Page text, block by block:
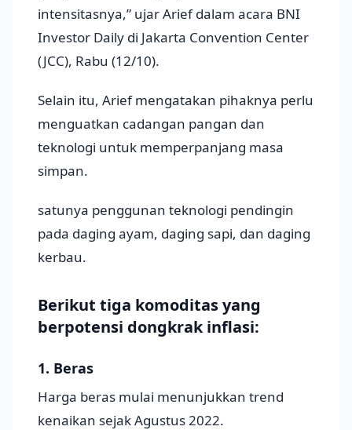
intensitasnya,” ujar Arief dalam acara BNI
Investor Daily di Jakarta Convention Center
(JCC), Rabu (12/10).
Selain itu, Arief mengatakan pihaknya perlu
menguatkan cadangan pangan dan
teknologi untuk memperpanjang masa
simpan.
satunya penggunan teknologi pendingin
pada daging ayam, daging sapi, dan daging
kerbau.
Berikut tiga komoditas yang
berpotensi dongkrak inflasi:
1. Beras
Harga beras mulai menunjukkan trend
kenaikan sejak Agustus 2022.